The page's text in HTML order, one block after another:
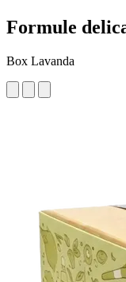
Formule
Box Lavanda